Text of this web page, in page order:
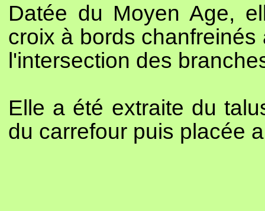
Datée du Moyen Age,
croix à bords
l'intersection des
Elle a été extraite du
du carrefour puis placée